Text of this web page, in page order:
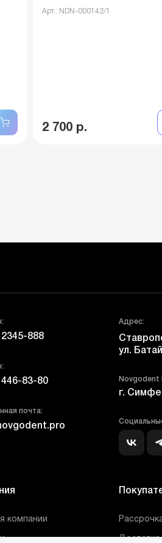
Арт.: NDN-000142/1
2 700 р.
2345-888
446-83-80
почта:
Адрес:
ул.
Novgodent
г.
компании
Доставка